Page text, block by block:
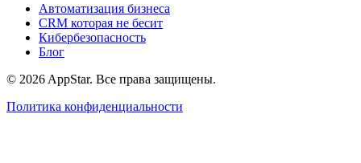
Автоматизация бизнеса
CRM которая не бесит
Кибербезопасность
Блог
© 2026 AppStar. Все права защищены.
Политика конфиденциальности